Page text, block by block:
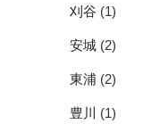
刈谷 (1)
安城 (2)
東浦 (2)
豊川 (1)